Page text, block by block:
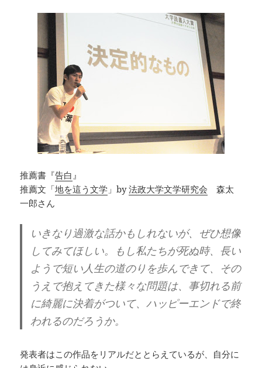
推薦書『告白 』
推薦文「地を這う文学 」by法政大学文学研究会 森太
一郎さん
いきなり過激な話かもしれないが、ぜひ想像
してみてほしい。もし私たちが死ぬ時、長い
ようで短い人生の道のりを歩んできて、その
うえで抱えてきた様々な問題は、事切れる前
に綺麗に決着がついて、ハッピーエンドで終
われるのだろうか。
発表者はこの作品をリアルだととらえているが、自分に